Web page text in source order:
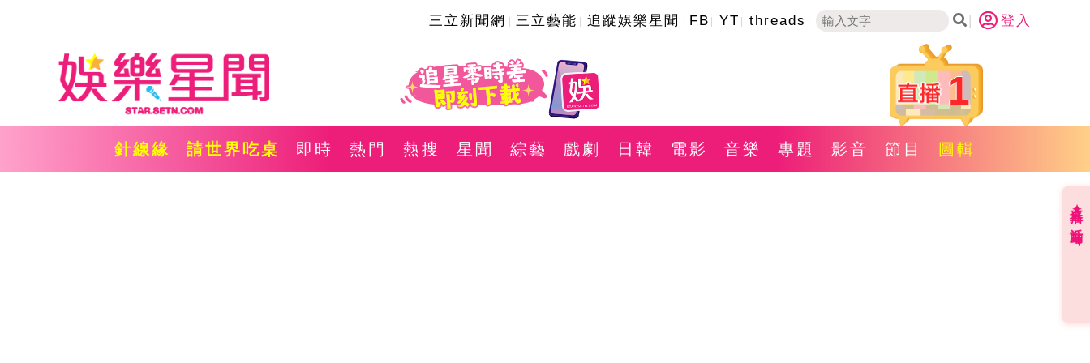
三立新聞網 三立藝能 追蹤娛樂星聞 FB YT threads 登入
1
針線緣 請世界吃桌 即時 熱門 熱搜 星聞 綜藝 戲劇 日韓 電影 音樂 專題 影音 節目 圖輯
直播✦活動